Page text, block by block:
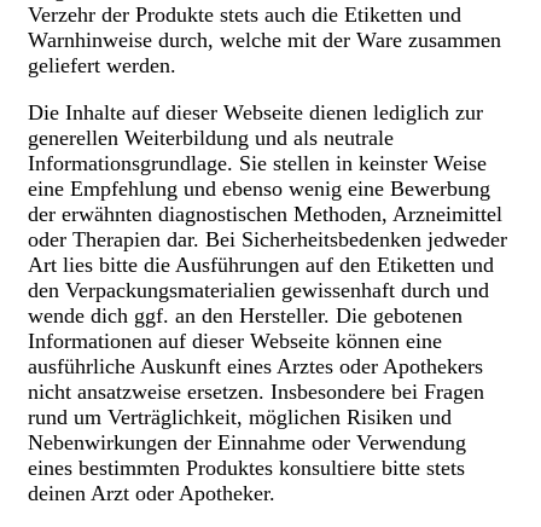
Verzehr der Produkte stets auch die Etiketten und
Warnhinweise durch, welche mit der Ware zusammen
geliefert werden.
Die Inhalte auf dieser Webseite dienen lediglich zur
generellen Weiterbildung und als neutrale
Informationsgrundlage. Sie stellen in keinster Weise
eine Empfehlung und ebenso wenig eine Bewerbung
der erwähnten diagnostischen Methoden, Arzneimittel
oder Therapien dar. Bei Sicherheitsbedenken jedweder
Art lies bitte die Ausführungen auf den Etiketten und
den Verpackungsmaterialien gewissenhaft durch und
wende dich ggf. an den Hersteller. Die gebotenen
Informationen auf dieser Webseite können eine
ausführliche Auskunft eines Arztes oder Apothekers
nicht ansatzweise ersetzen. Insbesondere bei Fragen
rund um Verträglichkeit, möglichen Risiken und
Nebenwirkungen der Einnahme oder Verwendung
eines bestimmten Produktes konsultiere bitte stets
deinen Arzt oder Apotheker.